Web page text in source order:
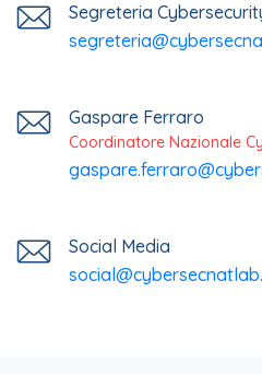
Segreteria
Gaspare Ferraro
Coordinatore Nazionale
Social Media